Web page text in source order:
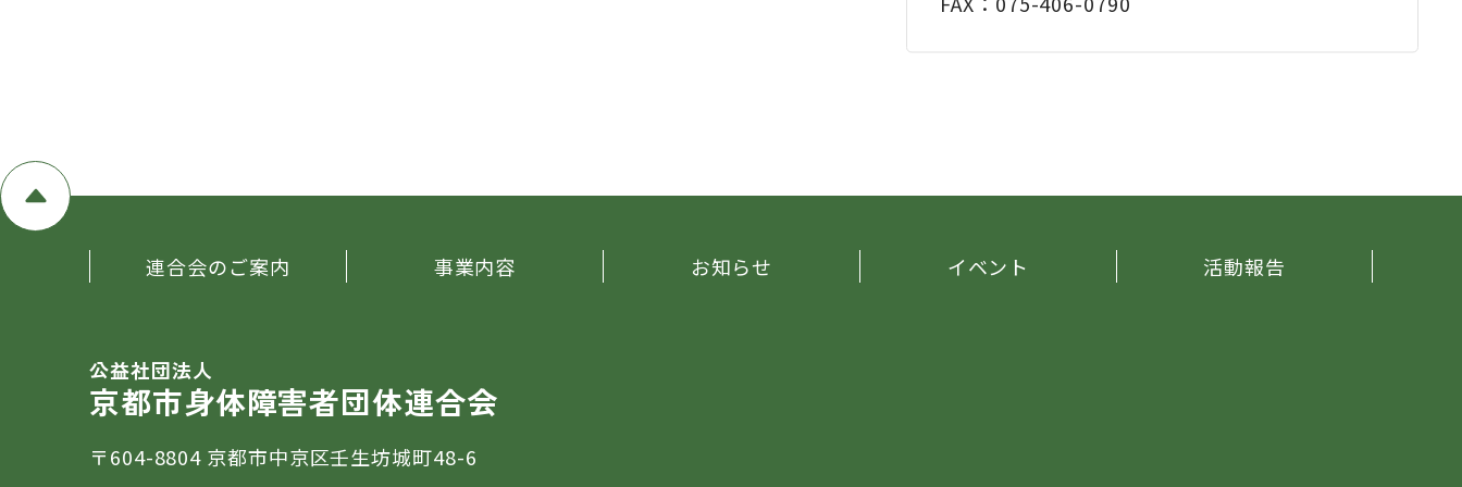
連合会のご案内 事業内容 お知らせ イベント 活動報告
公益社団法人
京都市身体障害者団体連合会
〒604-8804 京都市中京区壬生坊城町48-6